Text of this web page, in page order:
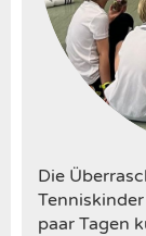
Die
paar Tagen